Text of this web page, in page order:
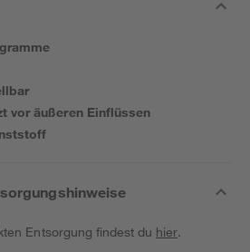
vor äußeren Einflüssen
Entsorgung findest du hier.